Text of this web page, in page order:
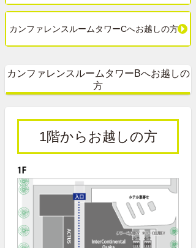
カンファレンスルームタワーCへお越しの方
カンファレンスルームタワーBへお越しの
方
1階からお越しの方